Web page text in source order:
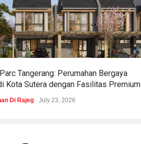
Tangerang: Perumahan Bergaya
Kota Sutera dengan Fasilitas Premium
Di Rajeg July 23, 2026